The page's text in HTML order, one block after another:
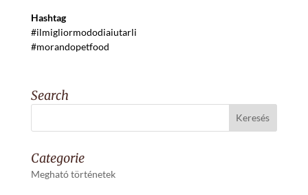
Hashtag
#ilmigliormododiaiutarli
#morandopetfood
Search
Categorie
Megható történetek